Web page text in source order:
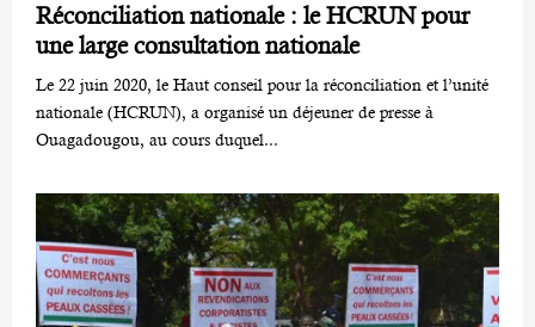
Réconciliation nationale : le HCRUN pour
une large consultation nationale
Le 22 juin 2020, le Haut conseil pour la réconciliation et l’unité
nationale (HCRUN), a organisé un déjeuner de presse à
Ouagadougou, au cours duquel...